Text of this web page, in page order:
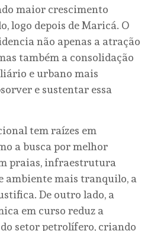
maior crescimento
logo depois de Maricá. O
não apenas a atração
também a consolidação
e urbano mais
e sustentar essa
tem raízes em
a busca por melhor
praias, infraestrutura
ambiente mais tranquilo, a
De outro lado, a
em curso reduz a
setor petrolífero, criando